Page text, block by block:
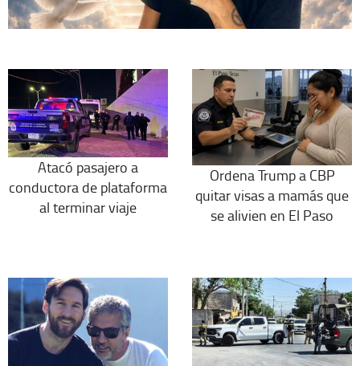
Atacó pasajero a
conductora de plataforma
al terminar viaje
Ordena Trump a CBP
quitar visas a mamás que
se alivien en El Paso